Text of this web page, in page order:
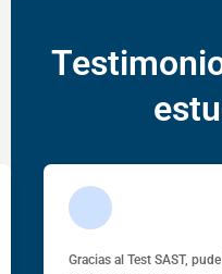
Gracias al Test SAST,